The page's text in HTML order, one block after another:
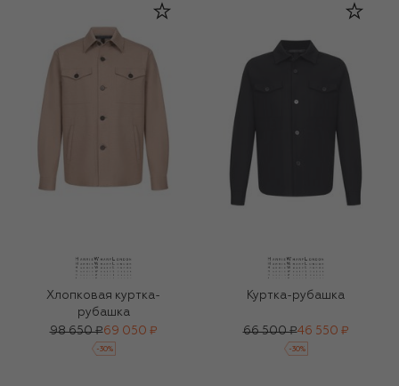
Хлопковая куртка-
рубашка
98 650 ₽69 050 ₽
-30%
Куртка-рубашка
66 500 ₽46 550 ₽
-30%